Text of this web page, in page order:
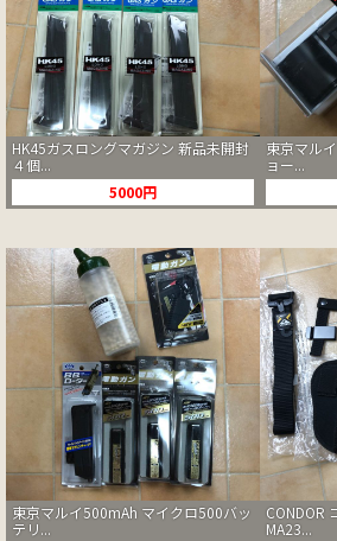
HK45ガスロングマガジン 新品未開封
４個...
5000円
東京マル
ョー...
東京マルイ500mAh マイクロ500バッ
テリ...
CONDOR
MA23...